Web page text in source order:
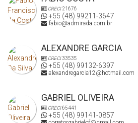
CRECI21676
+55 (48) 99211-3647
fabio@admirada.com.br
ALEXANDRE GARCIA
CRECI33535
+55 (48) 99132-6397
alexandregarcia12@hotmail.com
GABRIEL OLIVEIRA
CRECI65441
+55 (48) 99141-0857